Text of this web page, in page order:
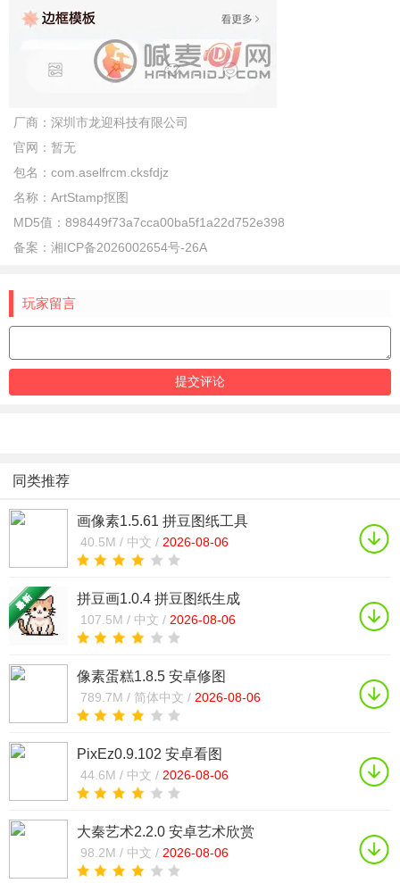
厂商： 深圳市龙迎科技有限公司
官网： 暂无
包名： com.aselfrcm.cksfdjz
名称： ArtStamp抠图
MD5值： 898449f73a7cca00ba5f1a22d752e398
备案： 湘ICP备2026002654号-26A
玩家留言
同类推荐
画像素1.5.61 拼豆图纸工具
40.5M / 中文 / 2026-08-06
拼豆画1.0.4 拼豆图纸生成
107.5M / 中文 / 2026-08-06
像素蛋糕1.8.5 安卓修图
789.7M / 简体中文 / 2026-08-06
PixEz0.9.102 安卓看图
44.6M / 中文 / 2026-08-06
大秦艺术2.2.0 安卓艺术欣赏
98.2M / 中文 / 2026-08-06